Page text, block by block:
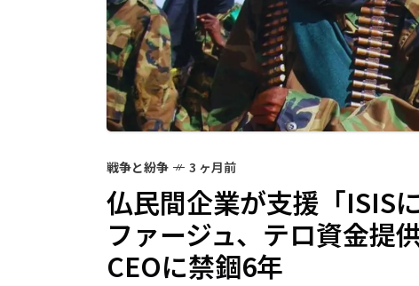
戦争と紛争 3 ヶ月前
仏民間企業が支援「ISIS
ファージュ、テロ資金
CEOに禁錮6年